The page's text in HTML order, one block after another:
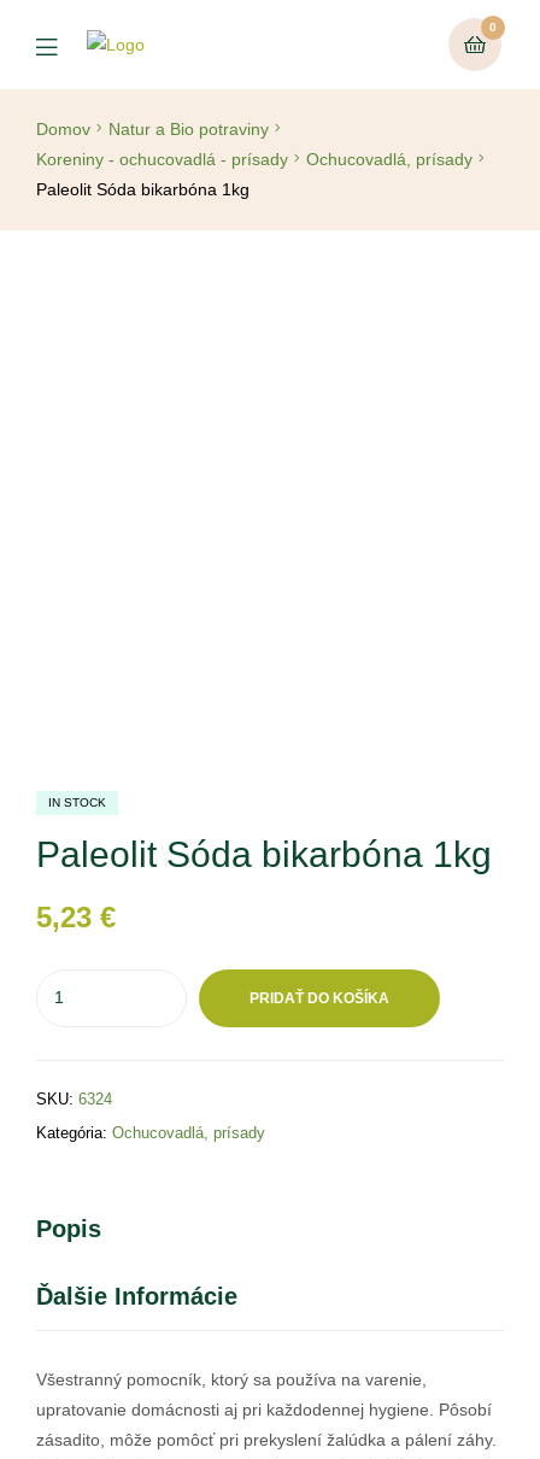
0
Domov
Natur a Bio potraviny
Koreniny - ochucovadlá - prísady
Ochucovadlá, prísady
Paleolit Sóda bikarbóna 1kg
IN STOCK
Paleolit Sóda bikarbóna 1kg
5,23 €
PRIDAŤ DO KOŠÍKA
SKU: 6324
Kategória: Ochucovadlá, prísady
Popis
Ďalšie Informácie
Všestranný pomocník, ktorý sa používa na varenie,
upratovanie domácnosti aj pri každodennej hygiene. Pôsobí
zásadito, môže pomôcť pri prekyslení žalúdka a pálení záhy.